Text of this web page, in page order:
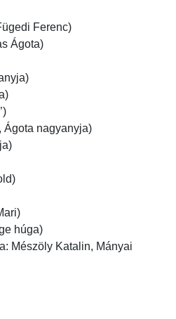
Ferenc)
Ágota)
Ágota nagyanyja)
húga)
Mészöly Katalin, Mányai